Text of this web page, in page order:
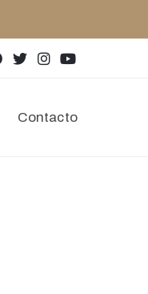
Contacto